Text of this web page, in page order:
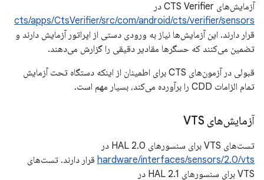
آزمایش‌های CTS Verifier در
cts/apps/CtsVerifier/src/com/android/cts/verifier/sensors
قرار دارند. این آزمایش‌ها نیاز به ورودی دستی از اپراتور آزمایش دارند و
تضمین می‌کنند که حسگرها مقادیر دقیقی را گزارش می‌دهند.
قبولی در آزمون‌های CTS برای اطمینان از اینکه دستگاه تحت آزمایش
تمام الزامات CDD را برآورده می‌کند، بسیار مهم است.
آزمایش‌های VTS
تست‌های VTS برای سنسورهای HAL 2.0 در
hardware/interfaces/sensors/2.0/vts قرار دارند. تست‌های
VTS برای سنسورهای HAL 2.1 در